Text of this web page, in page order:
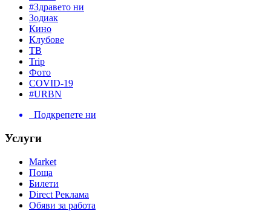
#Здравето ни
Зодиак
Кино
Клубове
ТВ
Trip
Фото
COVID-19
#URBN
Подкрепете ни
Услуги
Market
Поща
Билети
Direct Реклама
Обяви за работа